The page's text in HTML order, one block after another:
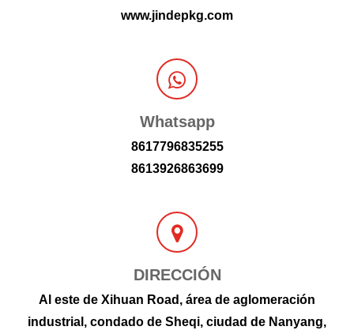
www.jindepkg.com
Whatsapp
8617796835255
8613926863699
DIRECCIÓN
Al este de Xihuan Road, área de aglomeración
industrial, condado de Sheqi, ciudad de Nanyang,